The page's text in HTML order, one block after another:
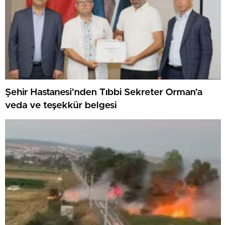
Şehir Hastanesi’nden Tıbbi Sekreter Orman’a
veda ve teşekkür belgesi